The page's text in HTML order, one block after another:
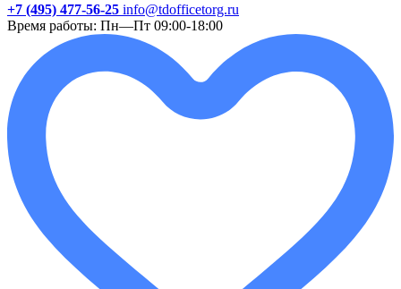
+7 (495) 477-56-25 info@tdofficetorg.ru
Время работы: Пн—Пт 09:00-18:00